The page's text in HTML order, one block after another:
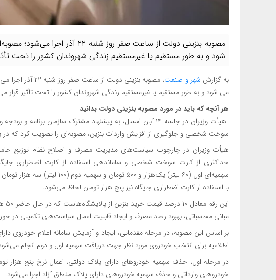
مصوبه بنزینی دولت از ساعت صفر روز
شود و به طور مستقیم یا غیرمستقیم زندگی شهروندان کشور را تحت
به گزارش شهر و صنعت
، مصوبه بنزینی
می شود و به طور مستقیم یا غیرمستقیم زندگی شهروندان کشور را تحت تأثیر قرار
هر آنچه که باید در مورد مصوبه بنزینی دولت بدانید
هیأت وزیران در جلسه ۱۴ آبان امسال، به پیشنهاد مشترک سازمان
سوخت شخصی و جلوگیری از افزایش واردات بنزین، مصوبه‌ای را تصویب کرد که در
هیأت وزیران در چارچوب سیاست‌های مدیریت مصرف و اصلاح نظام توزیع
حداکثری از کارت سوخت شخصی و ساماندهی استفاده از کارت اضطراری
سهمیه‌ای اول (۶۰ لیتر) یک‌هزار و
با استفاده از کارت اضطراری جایگاه نیز پنج هزار تومان لحاظ می‌شود.
مبانی محاسباتی، بهبود رصد مصرف و ایجاد قابلیت اعمال سیاست‌های تکمیلی در
بر اساس این مصوبه، در مرحله مقدماتی، ایجاد و آزمایش سامانه اعلام خودروی
اطلاعیه برای انتخاب خودروی مورد نظر جهت دریافت سهمیه اول و دوم انجام
در مرحله اول، حذف سهمیه خودروهای دارای پلاک دولتی، اعمال نرخ پنج هزار
خودروهای وارداتی و حذف سهمیه خودروهای دارای پلاک مناطق آزاد اجرا می‌شود.